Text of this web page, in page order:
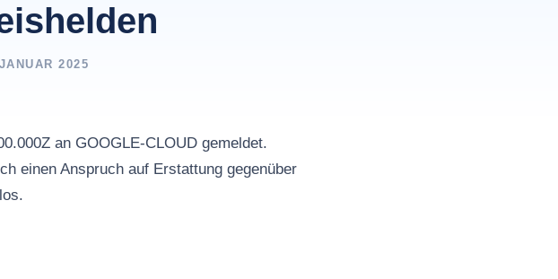
2025
an GOOGLE-CLOUD gemeldet.
einen Anspruch auf Erstattung gegenüber